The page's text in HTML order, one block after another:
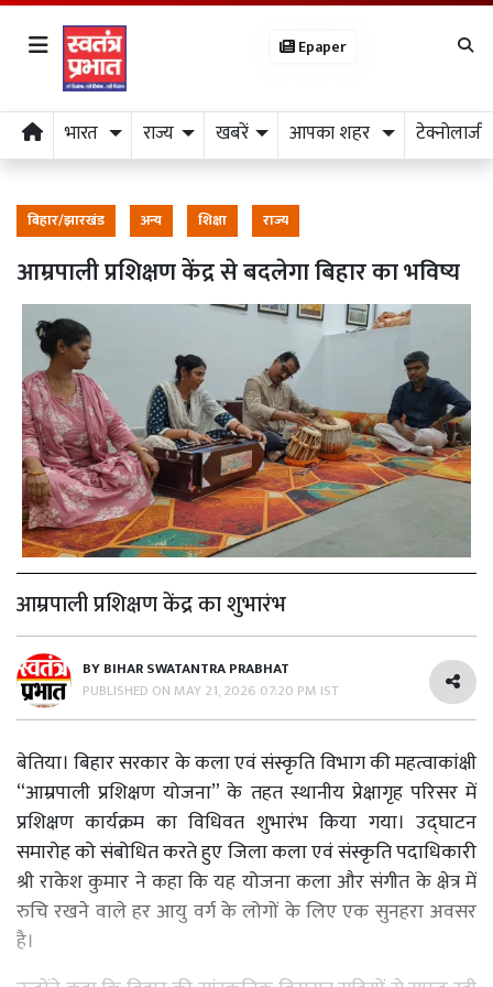
Epaper
भारत राज्य खबरें आपका शहर टेक्नोलाजी
बिहार/झारखंड अन्य शिक्षा राज्य
आम्रपाली प्रशिक्षण केंद्र से बदलेगा बिहार का भविष्य
आम्रपाली प्रशिक्षण केंद्र का शुभारंभ
BYBIHAR SWATANTRA PRABHAT
PUBLISHED ON MAY 21, 2026 07:20 PM IST
बेतिया। बिहार सरकार के कला एवं संस्कृति विभाग की महत्वाकांक्षी
“आम्रपाली प्रशिक्षण योजना” के तहत स्थानीय प्रेक्षागृह परिसर में
प्रशिक्षण कार्यक्रम का विधिवत शुभारंभ किया गया। उद्घाटन
समारोह को संबोधित करते हुए जिला कला एवं संस्कृति पदाधिकारी
श्री राकेश कुमार ने कहा कि यह योजना कला और संगीत के क्षेत्र में
रुचि रखने वाले हर आयु वर्ग के लोगों के लिए एक सुनहरा अवसर
है।